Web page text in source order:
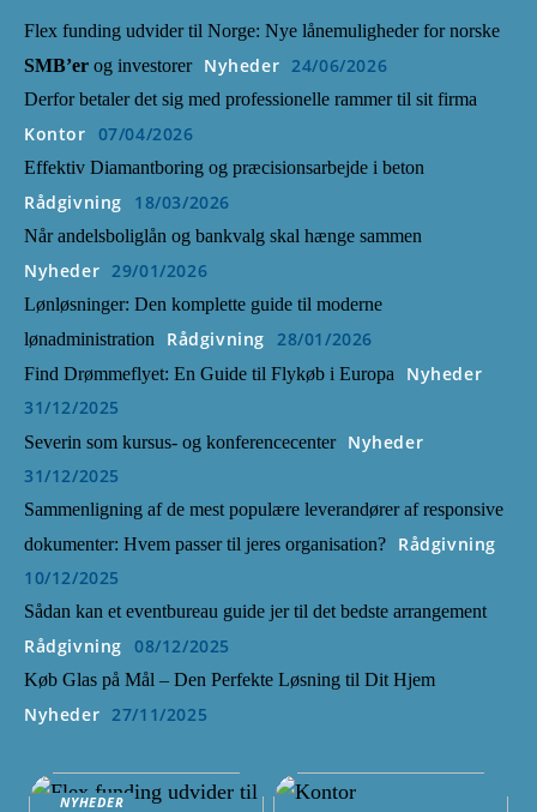
Flex funding udvider til Norge: Nye lånemuligheder for norske
SMB’er og investorer Nyheder 24/06/2026
Derfor betaler det sig med professionelle rammer til sit firma
Kontor 07/04/2026
Effektiv Diamantboring og præcisionsarbejde i beton
Rådgivning 18/03/2026
Når andelsboliglån og bankvalg skal hænge sammen
Nyheder 29/01/2026
Lønløsninger: Den komplette guide til moderne
lønadministration
Rådgivning 28/01/2026
Find Drømmeflyet: En Guide til Flykøb i Europa
Nyheder
31/12/2025
Severin som kursus- og konferencecenter
Nyheder
31/12/2025
Sammenligning af de mest populære leverandører af responsive
dokumenter: Hvem passer til jeres organisation?
Rådgivning
10/12/2025
Sådan kan et eventbureau guide jer til det bedste arrangement
Rådgivning 08/12/2025
Køb Glas på Mål – Den Perfekte Løsning til Dit Hjem
Nyheder 27/11/2025
NYHEDER